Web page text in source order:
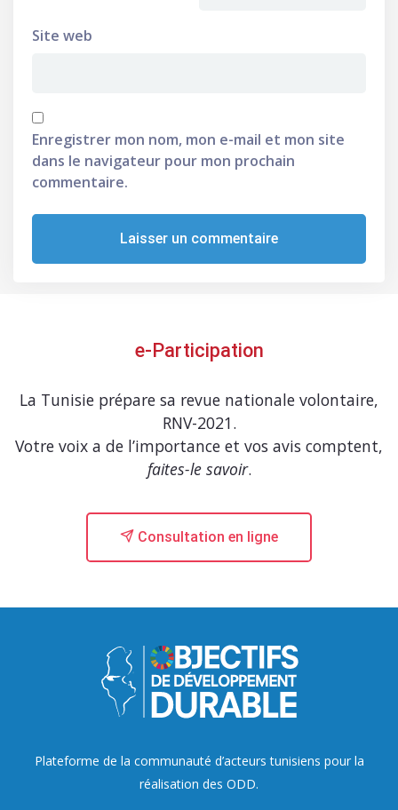
Site web
Enregistrer mon nom, mon e-mail et mon site
dans le navigateur pour mon prochain
commentaire.
e-Participation
La Tunisie prépare sa revue nationale volontaire,
RNV-2021.
Votre voix a de l’importance et vos avis comptent,
faites-le savoir.
Consultation en ligne
Plateforme de la communauté d’acteurs tunisiens pour la
réalisation des ODD.